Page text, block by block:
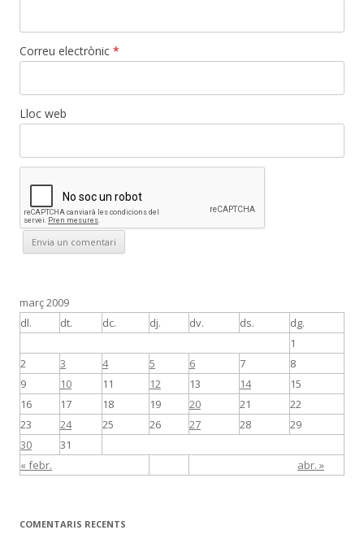
Correu electrònic *
Lloc web
març 2009
dl.
dt. dc. dj. dv. ds. dg.
« febr. abr. »
1
2
3 4 5 6 7
8
9
10 11 12 13 14
15
16
17 18 19 20 21
22
23
24 25 26 27 28
29
30
31
COMENTARIS RECENTS